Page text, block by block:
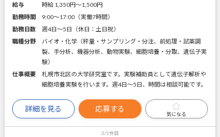
給与
時給 1,350円〜1,500円
勤務時間
9:00～17:00（実働7時間）
勤務日数
週4日～5日（休日：土日祝）
職種分野
バイオ・化学（秤量・サンプリング・分注、前処理・試薬調
製、手分析、機器分析、動物実験、細胞培養・分取、遺伝子実
験）
仕事概要
札幌市北区の大学研究室です。実験補助員として遺伝子解析や
細胞培養実験を行います。週4日～5日、時間は相談可能です。
詳細を見る 応募する
気になる
3/5件目